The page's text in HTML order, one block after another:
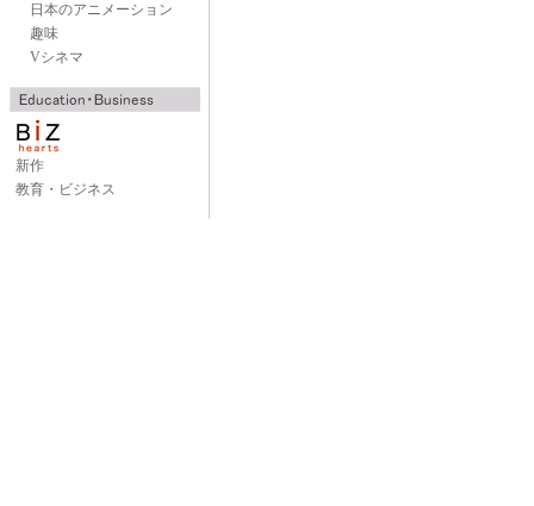
日本のアニメーション
趣味
Vシネマ
新作
教育・ビジネス